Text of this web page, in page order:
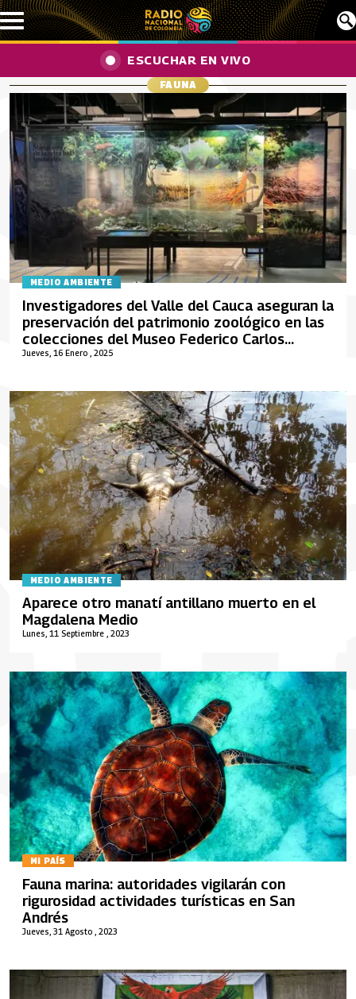
Pasar al contenido principal
ESCUCHAR EN VIVO
FAUNA
MEDIO AMBIENTE
Jueves, 16 Enero , 2025
Investigadores del Valle del Cauca aseguran la
preservación del patrimonio zoológico en las
colecciones del Museo Federico Carlos
Lehmann Valencia
MEDIO AMBIENTE
Lunes, 11 Septiembre , 2023
Aparece otro manatí antillano muerto en el
Magdalena Medio
MI PAÍS
Jueves, 31 Agosto , 2023
Fauna marina: autoridades vigilarán con
rigurosidad actividades turísticas en San
Andrés